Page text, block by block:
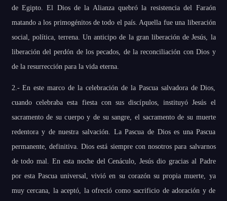
de Egipto. El Dios de la Alianza quebró la resistencia del Faraón
matando a los primogénitos de todo el país. Aquella fue una liberación
social, política, terrena. Un anticipo de la gran liberación de Jesús, la
liberación del perdón de los pecados, de la reconciliación con Dios y
de la resurrección para la vida eterna.
2.- En este marco de la celebración de la Pascua salvadora de Dios,
cuando celebraba esta fiesta con sus discípulos, instituyó Jesús el
sacramento de su cuerpo y de su sangre, el sacramento de su muerte
redentora y de nuestra salvación. La Pascua de Dios es una Pascua
permanente, definitiva. Dios está siempre con nosotros para salvarnos
de todo mal. En esta noche del Cenáculo, Jesús dio gracias al Padre
por esta Pascua universal, vivió en su corazón su propia muerte, ya
muy cercana, la aceptó, la ofreció como sacrificio de adoración y de